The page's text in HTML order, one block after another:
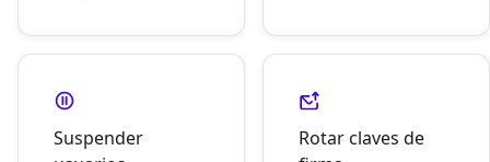
Suspender
Rotar claves de